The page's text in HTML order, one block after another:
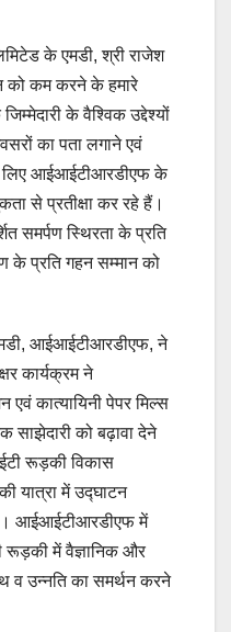
के एमडी, श्री राजेश
को कम करने के हमारे
के वैश्विक उद्देश्यों
का पता लगाने एवं
लिए आईआईटीआरडीएफ के
से प्रतीक्षा कर रहे हैं।
समर्पण स्थिरता के प्रति
के प्रति गहन सम्मान को
आईआईटीआरडीएफ, ने
कार्यक्रम ने
कात्यायिनी पेपर मिल्स
साझेदारी को बढ़ावा देने
रूड़की विकास
यात्रा में उद्घाटन
आईआईटीआरडीएफ में
रूड़की में वैज्ञानिक और
व उन्नति का समर्थन करने